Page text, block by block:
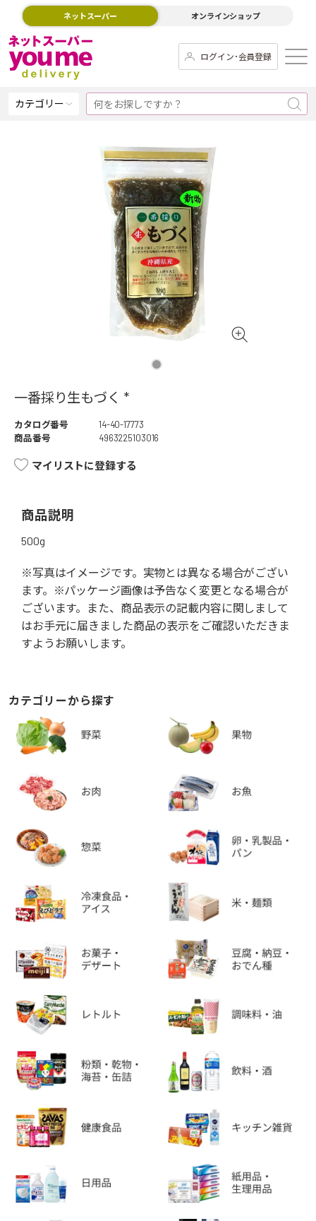
ネットスーパー オンラインショップ
ログイン･会員登録
カテゴリー
一番採り生もづく *
カタログ番号
14-40-17773
商品番号
4963225103016
マイリストに登録する
商品説明
500g
※写真はイメージです。実物とは異なる場合がござい
ます。※パッケージ画像は予告なく変更となる場合が
ございます。また、商品表示の記載内容に関しまして
はお手元に届きました商品の表示をご確認いただきま
すようお願いします。
カテゴリーから探す